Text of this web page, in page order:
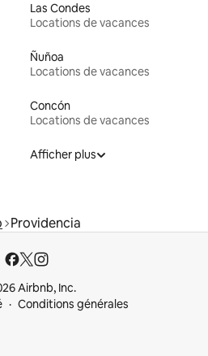
Las Condes
Locations de vacances
Ñuñoa
Locations de vacances
Concón
Locations de vacances
Afficher plus
Providencia
Airbnb, Inc.
Conditions générales